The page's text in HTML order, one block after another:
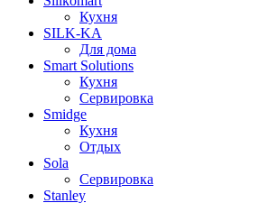
Кухня
SILK-KA
Для дома
Smart Solutions
Кухня
Сервировка
Smidge
Кухня
Отдых
Sola
Сервировка
Stanley